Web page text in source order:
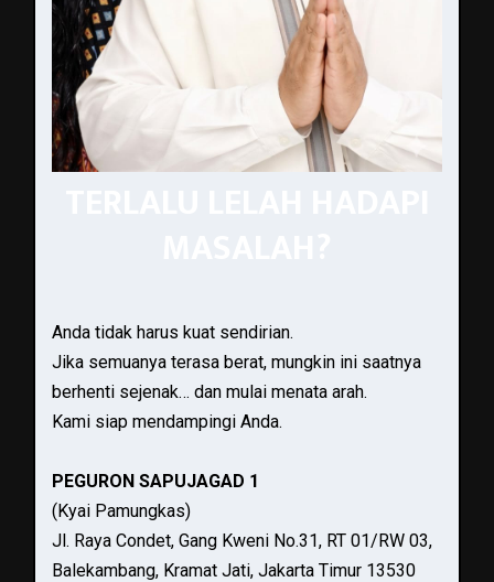
Anda tidak harus kuat sendirian.
Jika semuanya terasa berat, mungkin ini saatnya
berhenti sejenak… dan mulai menata arah.
Kami siap mendampingi Anda.
PEGURON SAPUJAGAD 1
(Kyai Pamungkas)
Jl. Raya Condet, Gang Kweni No.31, RT 01/RW 03,
Balekambang, Kramat Jati, Jakarta Timur 13530